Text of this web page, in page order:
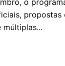
o
propostas